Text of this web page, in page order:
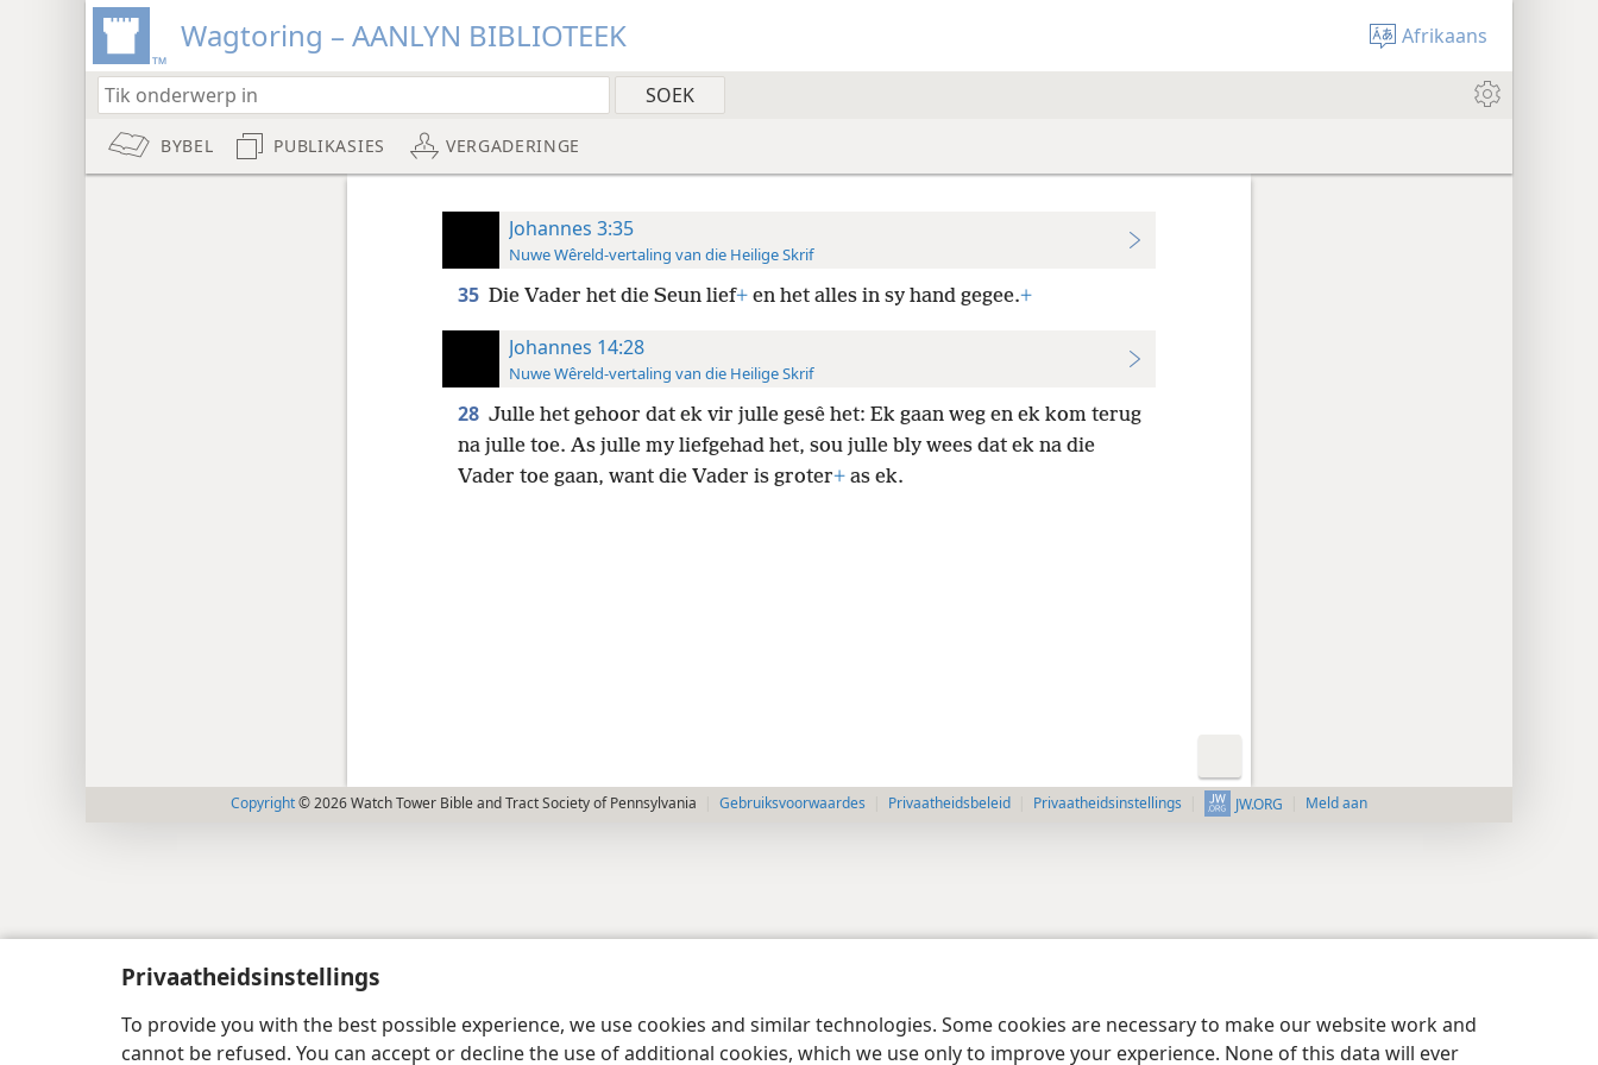
Privaatheidsinstellings
To provide you with the best possible experience, we use cookies and similar technologies. Some cookies are necessary to make our website work and
cannot be refused. You can accept or decline the use of additional cookies, which we use only to improve your experience. None of this data will ever
Wagtoring – AANLYN BIBLIOTEEK Afrikaans
BYBEL PUBLIKASIES VERGADERINGE
Johannes 3:35
Nuwe Wêreld-vertaling van die Heilige Skrif
35 Die Vader het die Seun lief+en het alles in sy hand gegee.+
Johannes 14:28
Nuwe Wêreld-vertaling van die Heilige Skrif
28 Julle het gehoor dat ek vir julle gesê het: Ek gaan weg en ek kom terug
na julle toe. As julle my liefgehad het, sou julle bly wees dat ek na die
Vader toe gaan, want die Vader is groter+as ek.
Copyright© 2026 Watch Tower Bible and Tract Society of Pennsylvania Gebruiksvoorwaardes Privaatheidsbeleid Privaatheidsinstellings JW.ORG Meld aan